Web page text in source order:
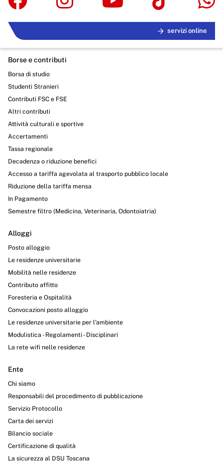
servizi online
Borse e contributi
Borsa di studio
Studenti Stranieri
Contributi FSC e FSE
Altri contributi
Attività culturali e sportive
Accertamenti
Tassa regionale
Decadenza o riduzione benefici
Accesso a tariffa agevolata al trasporto pubblico locale
Riduzione della tariffa mensa
In Pagamento
Semestre filtro (Medicina, Veterinaria, Odontoiatria)
Alloggi
Posto alloggio
Le residenze universitarie
Mobilità nelle residenze
Contributo affitto
Foresteria e Ospitalità
Convocazioni posto alloggio
Le residenze universitarie per l’ambiente
Modulistica - Regolamenti - Disciplinari
La rete wifi nelle residenze
Ente
Chi siamo
Responsabili del procedimento di pubblicazione
Servizio Protocollo
Carta dei servizi
Bilancio sociale
Certificazione di qualità
La sicurezza al DSU Toscana